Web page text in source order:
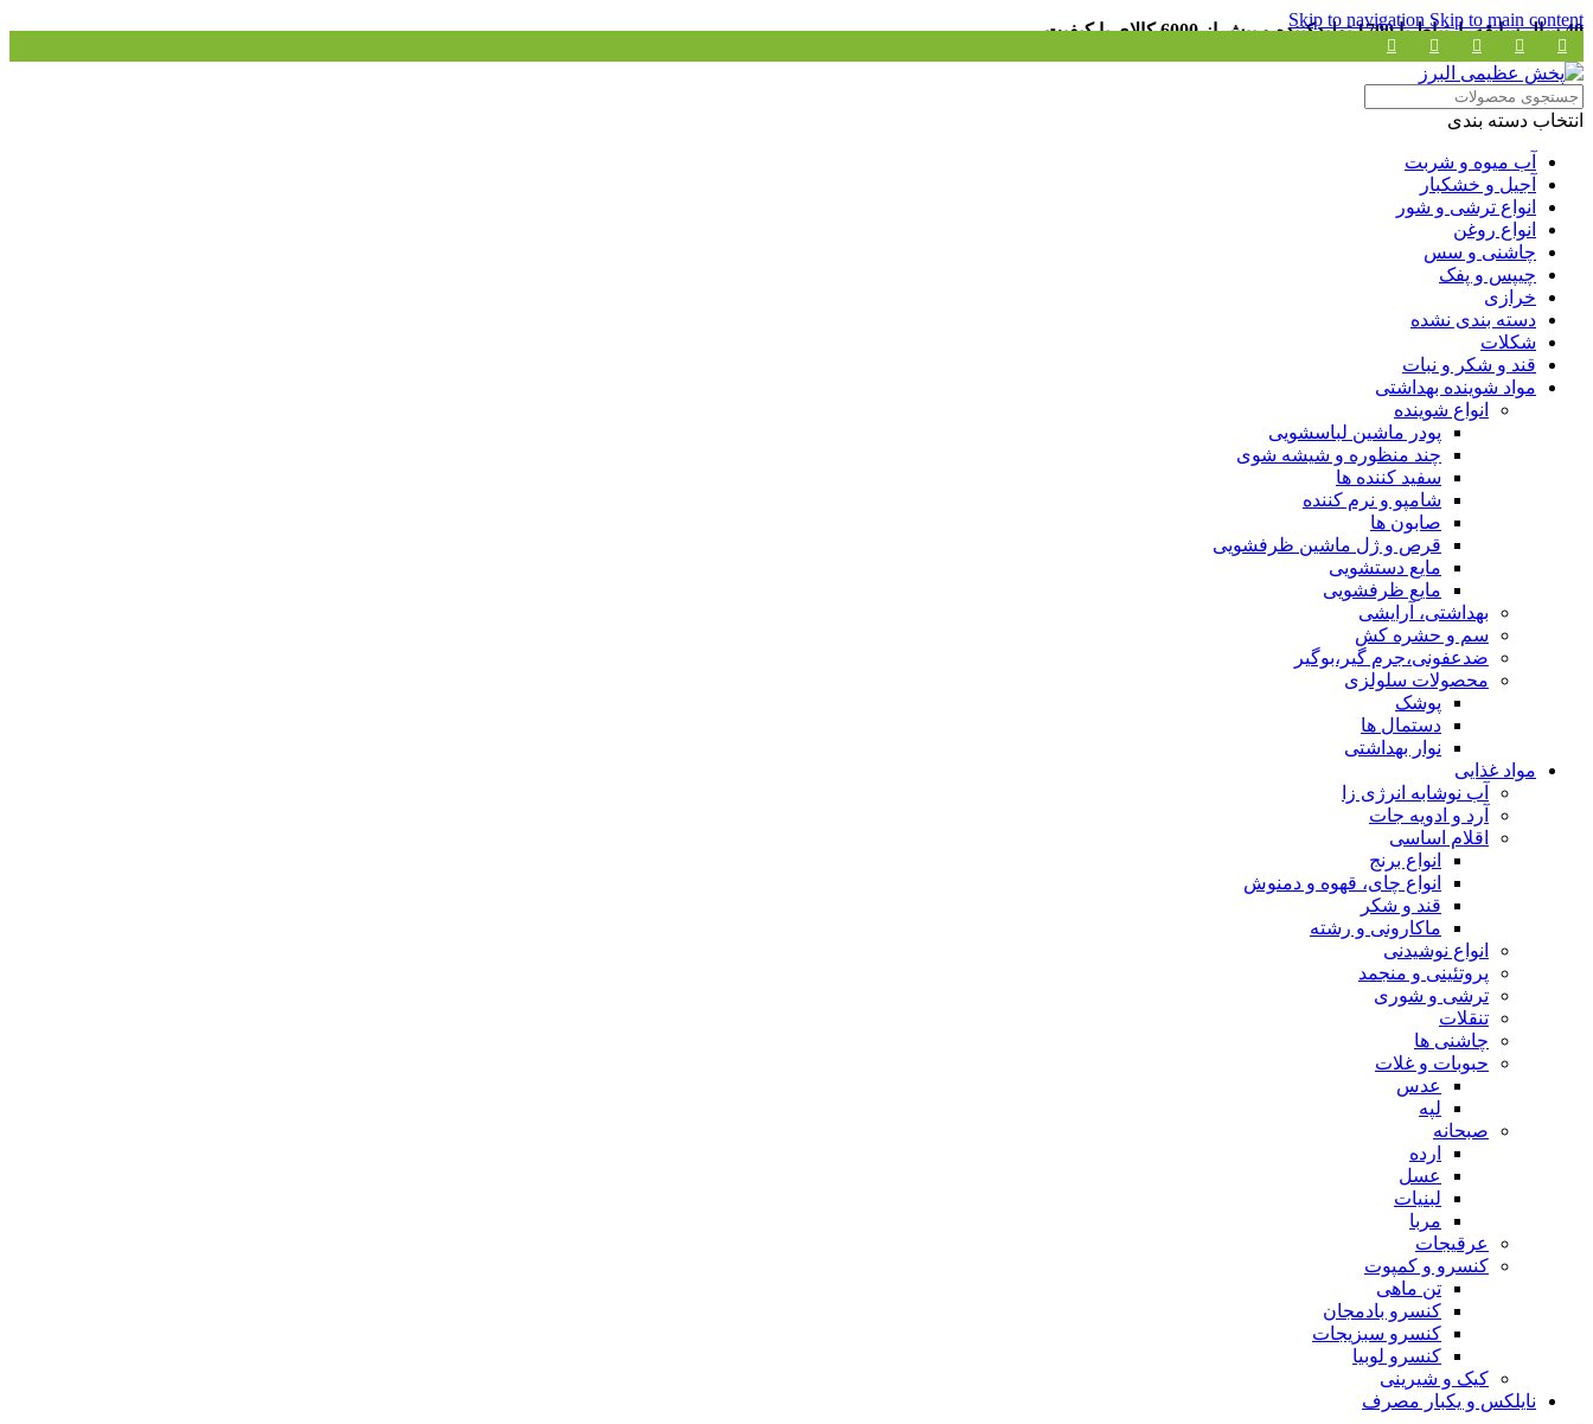
Skip to navigation Skip to main content
انتخاب دسته بندی
آب میوه و شربت
آجیل و خشکبار
انواع ترشی و شور
انواع روغن
چاشنی و سس
چیپس و پفک
خرازی
دسته بندی نشده
شکلات
قند و شکر و نبات
مواد شوینده بهداشتی
انواع شوینده
پودر ماشین لباسشویی
چند منظوره و شیشه شوی
سفید کننده ها
شامپو و نرم کننده
صابون ها
قرص و ژل ماشین ظرفشویی
مایع دستشویی
مایع ظرفشویی
بهداشتی، آرایشی
سم و حشره کش
ضدعفونی،جرم گیر،بوگیر
محصولات سلولزی
پوشک
دستمال ها
نوار بهداشتی
مواد غذایی
آب نوشابه انرژی زا
آرد و ادویه جات
اقلام اساسی
انواع برنج
انواع چای، قهوه و دمنوش
قند و شکر
ماکارونی و رشته
انواع نوشیدنی
پروتئینی و منجمد
ترشی و شوری
تنقلات
چاشنی ها
حبوبات و غلات
عدس
لپه
صبحانه
ارده
عسل
لبنیات
مربا
عرقیجات
کنسرو و کمپوت
تن ماهی
کنسرو بادمجان
کنسرو سبزیجات
کنسرو لوبیا
کیک و شیرینی
نایلکس و یکبار مصرف
40 سال سابقه، ارتباط با 1700 تولیدکننده و بیش از 6000 کالای با کیفیت